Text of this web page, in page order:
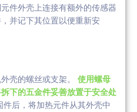
件外壳上连接有额外的传感器
并记下其位置以便重新安
壳的螺丝或支架。 使用螺母
下的五金件妥善放置于安全处
件后，将加热元件从其外壳中